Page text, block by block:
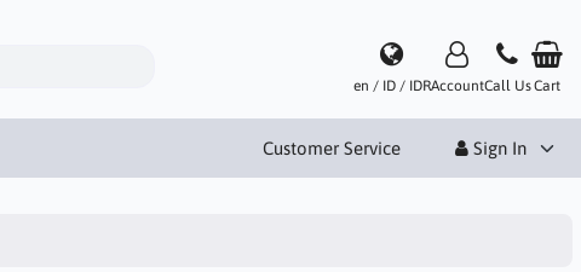
en / ID / IDRAccountCall UsCart
Customer Service Sign In